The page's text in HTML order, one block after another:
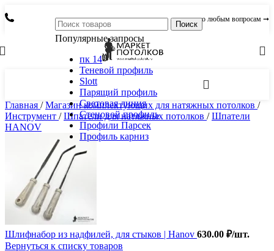
по любым вопросам ➞
Поиск
Популярные запросы
пк 14
Теневой профиль
Slott
Парящий профиль
Световая линия
Стеновой профиль
Профили Парсек
Профиль карниз
Главная / Магазин комплектующих для натяжных потолков /
Инструмент / Шпатели для натяжных потолков / Шпатели
HANOV
Шлифнабор из надфилей, для стыков | Hanov 630.00 ₽/шт.
Вернуться к списку товаров